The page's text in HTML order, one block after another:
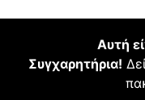
Αυτή
Συγχαρητήρια!